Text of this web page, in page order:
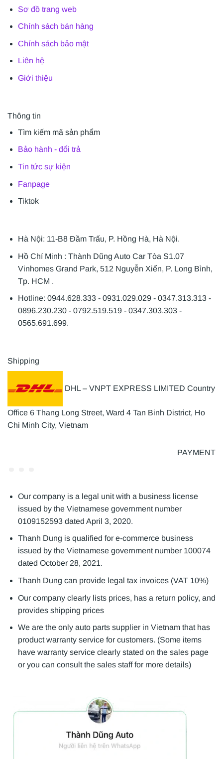
Sơ đồ trang web
Chính sách bán hàng
Chính sách bảo mật
Liên hệ
Giới thiệu
Thông tin
Tìm kiếm mã sản phẩm
Bảo hành - đổi trả
Tin tức sự kiện
Fanpage
Tiktok
Hà Nội: 11-B8 Đầm Trấu, P. Hồng Hà, Hà Nội.
Hồ Chí Minh : Thành Dũng Auto Car Tòa S1.07
Vinhomes Grand Park, 512 Nguyễn Xiển, P. Long Bình,
Tp. HCM .
Hotline: 0944.628.333 - 0931.029.029 - 0347.313.313 -
0896.230.230 - 0792.519.519 - 0347.303.303 -
0565.691.699.
Shipping
DHL – VNPT EXPRESS LIMITED Country
Office 6 Thang Long Street, Ward 4 Tan Binh District, Ho
Chi Minh City, Vietnam
PAYMENT
Our company is a legal unit with a business license
issued by the Vietnamese government number
0109152593 dated April 3, 2020.
Thanh Dung is qualified for e-commerce business
issued by the Vietnamese government number 100074
dated October 28, 2021.
Thanh Dung can provide legal tax invoices (VAT 10%)
Our company clearly lists prices, has a return policy, and
provides shipping prices
We are the only auto parts supplier in Vietnam that has
product warranty service for customers. (Some items
have warranty service clearly stated on the sales page
or you can consult the sales staff for more details)